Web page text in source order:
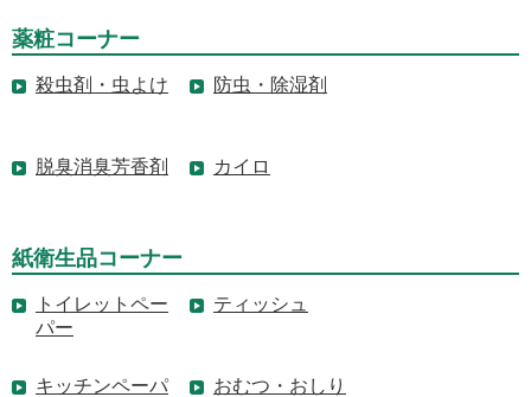
薬粧コーナー
殺虫剤・虫よけ 防虫・除湿剤
脱臭消臭芳香剤 カイロ
紙衛生品コーナー
トイレットペー
パー
ティッシュ
キッチンペーパ
おむつ・おしり